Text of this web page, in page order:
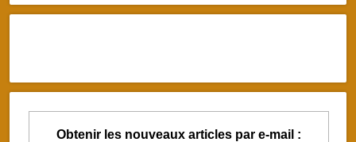
Obtenir les nouveaux articles par e-mail :